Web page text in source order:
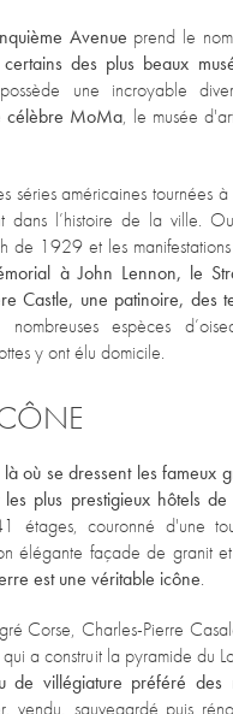
Avenue prend le
certains des plus beaux
une incroyable
célèbre MoMa, le musée
séries américaines tournées
dans l’histoire de la ville.
de 1929 et les
à John Lennon, le
Castle, une patinoire, des
espèces
y ont élu domicile.
où se dressent les fameux
plus prestigieux hôtels
étages, couronné d'une
élégante façade de granit
est une véritable icône.
Corse, Charles-Pierre
a construit la pyramide du
de villégiature préféré des
vendu, sauvegardé puis